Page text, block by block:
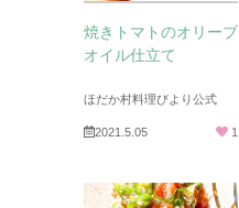
焼きトマトのオリーブ
オイル仕立て
ほだか村料理びより公式
2021.5.05 1